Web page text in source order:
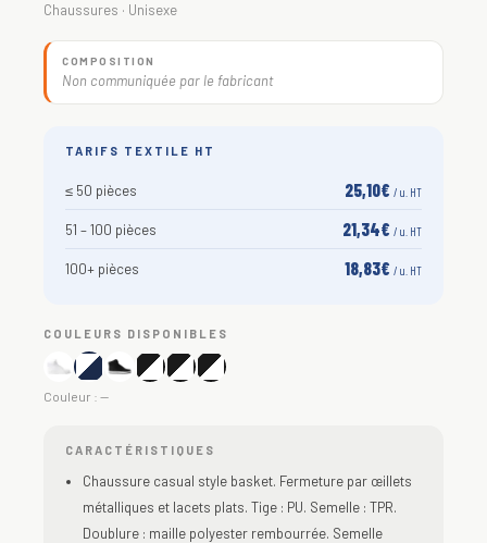
Chaussures · Unisexe
COMPOSITION
Non communiquée par le fabricant
TARIFS TEXTILE HT
≤ 50 pièces 25,10€ / u. HT
51 – 100 pièces 21,34€ / u. HT
100+ pièces 18,83€ / u. HT
COULEURS DISPONIBLES
Couleur : —
CARACTÉRISTIQUES
Chaussure casual style basket. Fermeture par œillets
métalliques et lacets plats. Tige : PU. Semelle : TPR.
Doublure : maille polyester rembourrée. Semelle